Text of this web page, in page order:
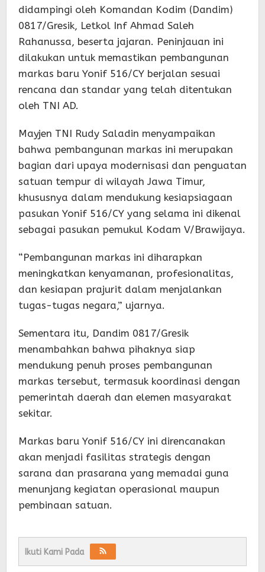
didampingi oleh Komandan Kodim (Dandim)
0817/Gresik, Letkol Inf Ahmad Saleh
Rahanussa, beserta jajaran. Peninjauan ini
dilakukan untuk memastikan pembangunan
markas baru Yonif 516/CY berjalan sesuai
rencana dan standar yang telah ditentukan
oleh TNI AD.
Mayjen TNI Rudy Saladin menyampaikan
bahwa pembangunan markas ini merupakan
bagian dari upaya modernisasi dan penguatan
satuan tempur di wilayah Jawa Timur,
khususnya dalam mendukung kesiapsiagaan
pasukan Yonif 516/CY yang selama ini dikenal
sebagai pasukan pemukul Kodam V/Brawijaya.
“Pembangunan markas ini diharapkan
meningkatkan kenyamanan, profesionalitas,
dan kesiapan prajurit dalam menjalankan
tugas-tugas negara,” ujarnya.
Sementara itu, Dandim 0817/Gresik
menambahkan bahwa pihaknya siap
mendukung penuh proses pembangunan
markas tersebut, termasuk koordinasi dengan
pemerintah daerah dan elemen masyarakat
sekitar.
Markas baru Yonif 516/CY ini direncanakan
akan menjadi fasilitas strategis dengan
sarana dan prasarana yang memadai guna
menunjang kegiatan operasional maupun
pembinaan satuan.
Ikuti Kami Pada